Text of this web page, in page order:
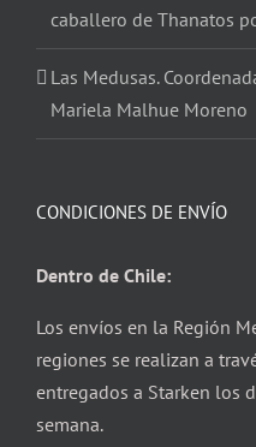
caballero de Thanatos
Las Medusas.
Mariela Malhue Moreno
CONDICIONES DE ENVÍO
Dentro de Chile:
Los envíos en la Región
regiones se realizan a
entregados a Starken los
semana.